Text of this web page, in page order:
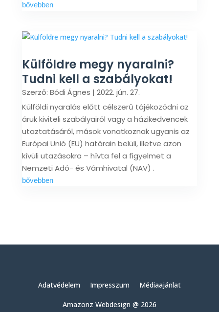
bővebben
Külföldre megy nyaralni?
Tudni kell a szabályokat!
Szerző: Bódi Ágnes | 2022. jún. 27.
Külföldi nyaralás előtt célszerű tájékozódni az
áruk kiviteli szabályairól vagy a házikedvencek
utaztatásáról, mások vonatkoznak ugyanis az
Európai Unió (EU) határain belüli, illetve azon
kívüli utazásokra – hívta fel a figyelmet a
Nemzeti Adó- és Vámhivatal (NAV) .
bővebben
Adatvédelem Impresszum Médiaajánlat
Amazonz Webdesign @ 2026